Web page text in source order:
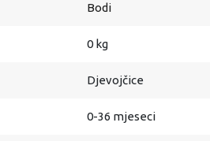
Bodi
0 kg
Djevojčice
0-36 mjeseci